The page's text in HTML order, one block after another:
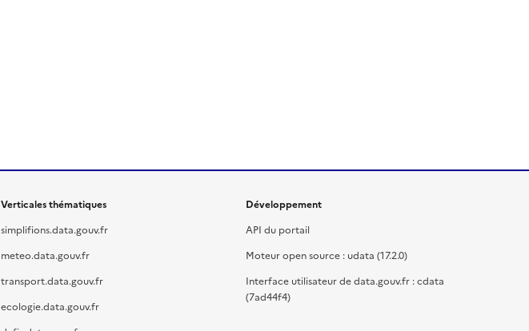
Verticales thématiques
simplifions.data.gouv.fr
meteo.data.gouv.fr
transport.data.gouv.fr
ecologie.data.gouv.fr
Développement
API du portail
Moteur open source : udata (17.2.0)
Interface utilisateur de data.gouv.fr : cdata
(7ad44f4)